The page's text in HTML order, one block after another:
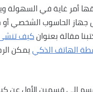
أمر غاية في السهولة
الحاسوب الشخصي
مقالة بعنوانكيف تنشئ
الهاتف الذكييمكن